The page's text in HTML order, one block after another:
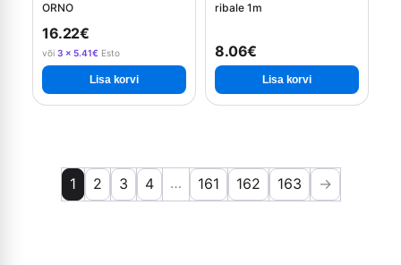
ORNO
16.22€
või 3 × 5.41€ Esto
Lisa korvi
ribale 1m
8.06€
Lisa korvi
1 2 3 4 … 161 162 163 →